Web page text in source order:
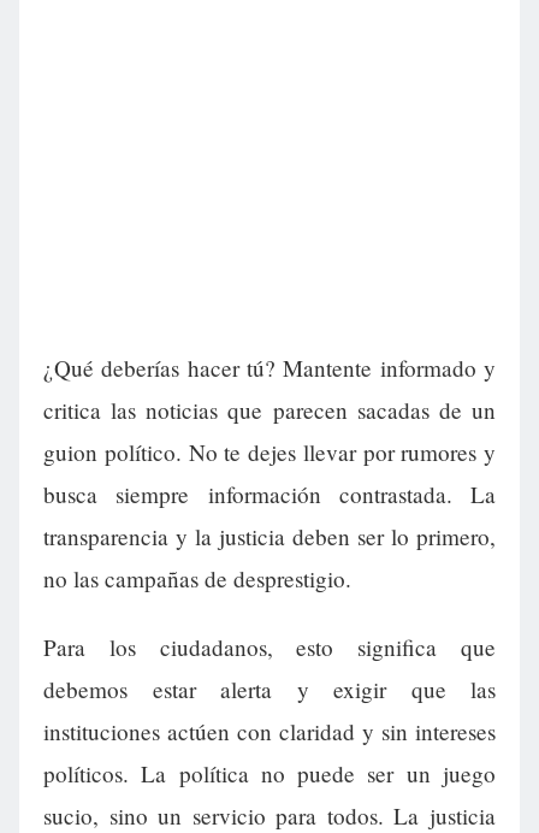
¿Qué deberías hacer tú? Mantente informado y
critica las noticias que parecen sacadas de un
guion político. No te dejes llevar por rumores y
busca siempre información contrastada. La
transparencia y la justicia deben ser lo primero,
no las campañas de desprestigio.
Para los ciudadanos, esto significa que
debemos estar alerta y exigir que las
instituciones actúen con claridad y sin intereses
políticos. La política no puede ser un juego
sucio, sino un servicio para todos. La justicia